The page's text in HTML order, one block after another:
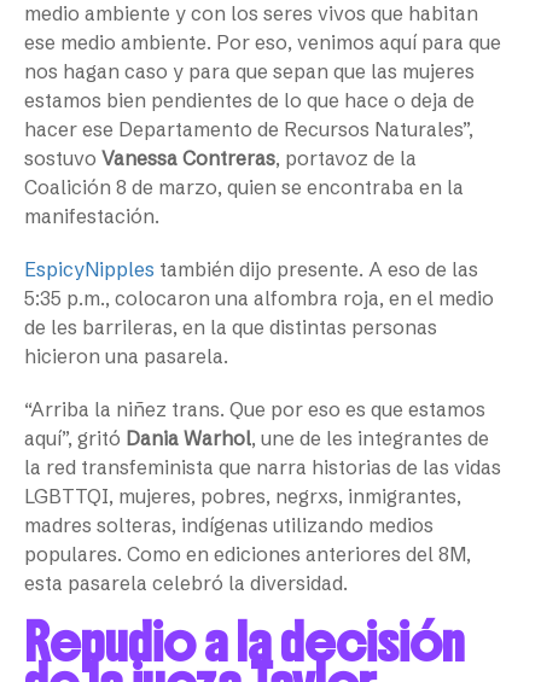
medio ambiente y con los seres vivos que habitan
ese medio ambiente. Por eso, venimos aquí para que
nos hagan caso y para que sepan que las mujeres
estamos bien pendientes de lo que hace o deja de
hacer ese Departamento de Recursos Naturales”,
sostuvo Vanessa Contreras, portavoz de la
Coalición 8 de marzo, quien se encontraba en la
manifestación.
EspicyNipples también dijo presente. A eso de las
5:35 p.m., colocaron una alfombra roja, en el medio
de les barrileras, en la que distintas personas
hicieron una pasarela.
“Arriba la niñez trans. Que por eso es que estamos
aquí”, gritó Dania Warhol, une de les integrantes de
la red transfeminista que narra historias de las vidas
LGBTTQI, mujeres, pobres, negrxs, inmigrantes,
madres solteras, indígenas utilizando medios
populares. Como en ediciones anteriores del 8M,
esta pasarela celebró la diversidad.
Repudio a la decisión